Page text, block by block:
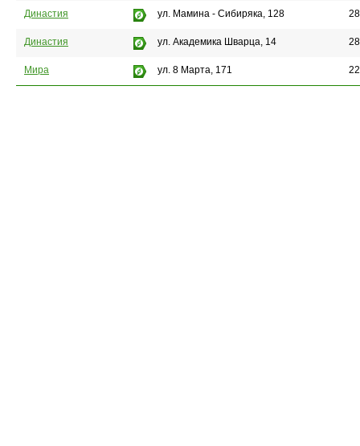
Династия ул. Мамина - Сибиряка, 128
Династия ул. Академика Шварца, 14
Мира ул. 8 Марта, 171